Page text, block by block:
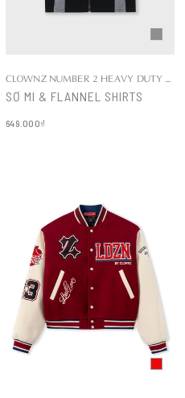
SƠ MI & FLANNEL SHIRTS
649.000₫